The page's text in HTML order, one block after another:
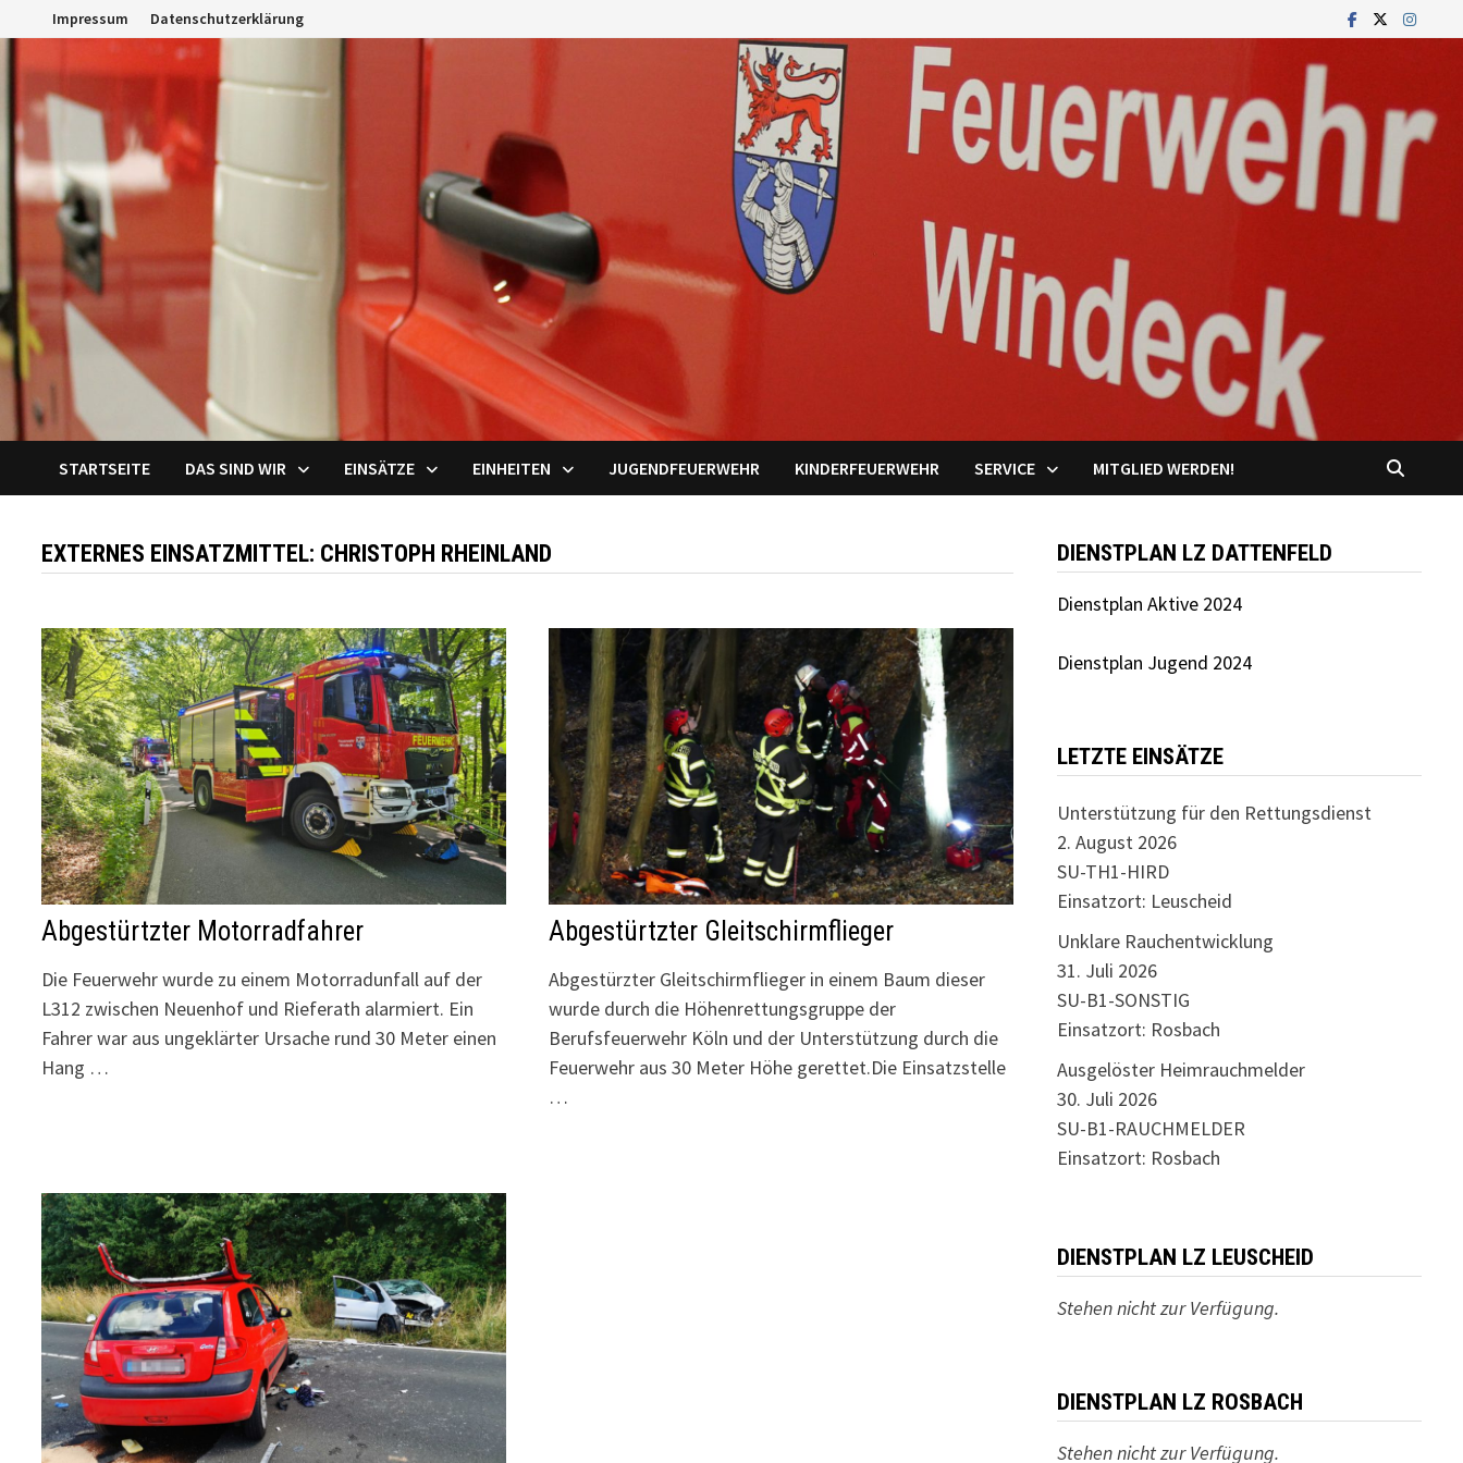
Inhalt
springen
Impressum Datenschutzerklärung
STARTSEITE DAS SIND WIR EINSÄTZE EINHEITEN JUGENDFEUERWEHR KINDERFEUERWEHR SERVICE MITGLIED WERDEN!
EXTERNES EINSATZMITTEL: CHRISTOPH RHEINLAND
Abgestürtzter Motorradfahrer
Die Feuerwehr wurde zu einem Motorradunfall auf der
L312 zwischen Neuenhof und Rieferath alarmiert. Ein
Fahrer war aus ungeklärter Ursache rund 30 Meter einen
Hang …
Abgestürtzter Gleitschirmflieger
Abgestürzter Gleitschirmflieger in einem Baum dieser
wurde durch die Höhenrettungsgruppe der
Berufsfeuerwehr Köln und der Unterstützung durch die
Feuerwehr aus 30 Meter Höhe gerettet.Die Einsatzstelle
…
DIENSTPLAN LZ DATTENFELD
Dienstplan Aktive 2024
Dienstplan Jugend 2024
LETZTE EINSÄTZE
Unterstützung für den Rettungsdienst
2. August 2026
SU-TH1-HIRD
Einsatzort: Leuscheid
Unklare Rauchentwicklung
31. Juli 2026
SU-B1-SONSTIG
Einsatzort: Rosbach
Ausgelöster Heimrauchmelder
30. Juli 2026
SU-B1-RAUCHMELDER
Einsatzort: Rosbach
DIENSTPLAN LZ LEUSCHEID
Stehen nicht zur Verfügung.
DIENSTPLAN LZ ROSBACH
Stehen nicht zur Verfügung.